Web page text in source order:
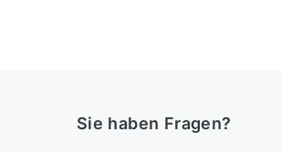
Sie haben Fragen?